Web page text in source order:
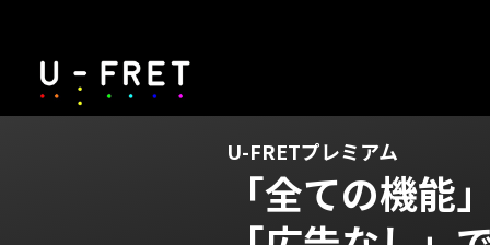
U-FRETプレミアム
「全ての機能